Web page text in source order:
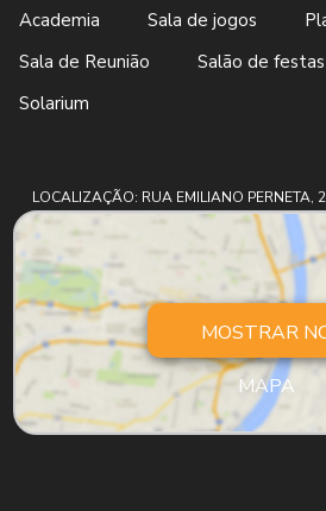
Academia
Sala de jogos
Sala de Reunião
Salão de festas
Solarium
LOCALIZAÇÃO: RUA EMILIANO PERNETA,
MOSTRAR
MAPA